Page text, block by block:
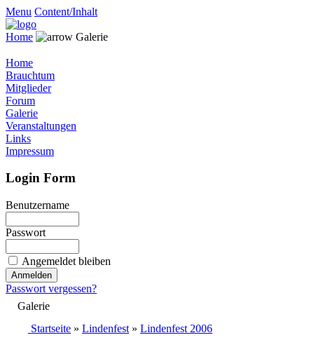
Menu Content/Inhalt
Home Galerie
Home
Brauchtum
Mitglieder
Forum
Galerie
Veranstaltungen
Links
Impressum
Login Form
Benutzername
Passwort
Angemeldet bleiben
Passwort vergessen?
Galerie
Startseite » Lindenfest » Lindenfest 2006